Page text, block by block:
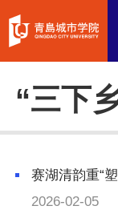
“三下
赛湖清韵重“
2026-02-05